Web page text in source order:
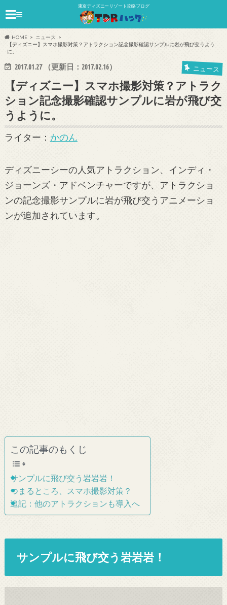
東京ディズニーリゾート攻略ブログ
≡
HOME
ニュース
【ディズニー】スマホ撮影対策？アトラクション記念撮影確認サンプルに岩が飛び交うよう
に。
2017.01.27（更新日： 2017.02.16） ニュース
【ディズニー】スマホ撮影対策？アトラク
ション記念撮影確認サンプルに岩が飛び交
うように。
ライター： かのん
ディズニーシーの人気アトラクション、インディ・
ジョーンズ・アドベンチャーですが、アトラクショ
ンの記念撮影サンプルに岩が飛び交うアニメーショ
ンが追加されています。
この記事のもくじ
サンプルに飛び交う岩岩岩！
つまるところ、スマホ撮影対策？
追記：他のアトラクションも導入へ
サンプルに飛び交う岩岩岩！